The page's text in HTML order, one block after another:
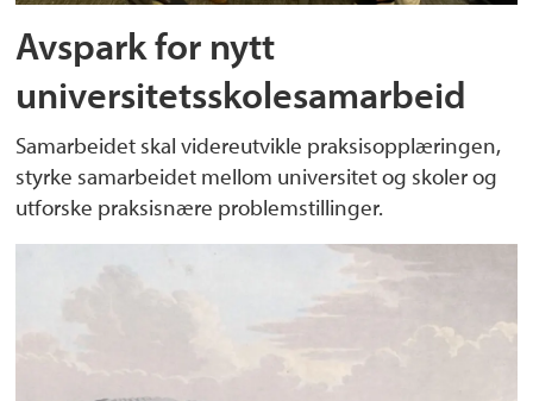
Avspark for nytt
universitetsskolesamarbeid
Samarbeidet skal videreutvikle praksisopplæringen,
styrke samarbeidet mellom universitet og skoler og
utforske praksisnære problemstillinger.